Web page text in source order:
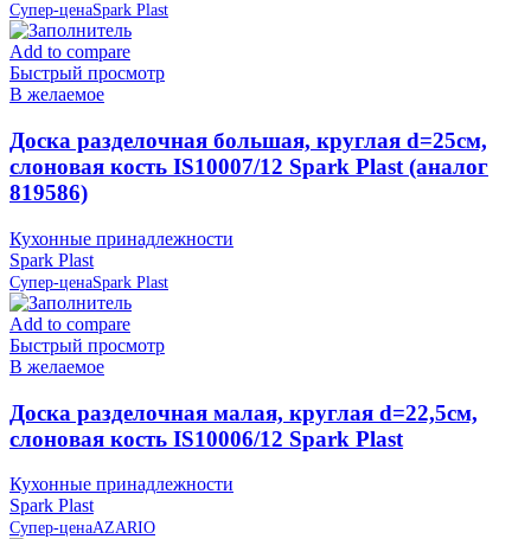
Супер-ценаSpark Plast
Add to compare
Быстрый просмотр
В желаемое
Доска разделочная большая, круглая d=25см,
слоновая кость IS10007/12 Spark Plast (аналог
819586)
Кухонные принадлежности
Spark Plast
Супер-ценаSpark Plast
Add to compare
Быстрый просмотр
В желаемое
Доска разделочная малая, круглая d=22,5см,
слоновая кость IS10006/12 Spark Plast
Кухонные принадлежности
Spark Plast
Супер-ценаAZARIO